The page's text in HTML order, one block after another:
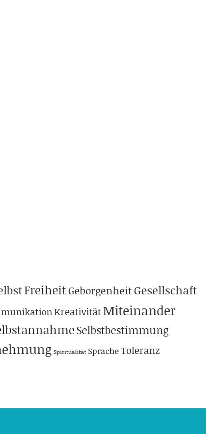
Freiheit Geborgenheit Gesellschaft
KreativitätMiteinander
Selbstbestimmung
Spiritualität Sprache Toleranz